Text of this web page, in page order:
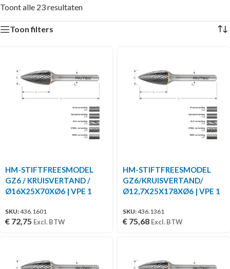
Toont alle 23 resultaten
Toon filters
HM-STIFTFREESMODEL
GZ6 / KRUISVERTAND /
Ø16X25X70XØ6 | VPE 1
SKU:436.1601
€ 72,75 Excl. BTW
HM-STIFTFREESMODEL
GZ6/KRUISVERTAND/
Ø12,7X25X178XØ6 | VPE 1
SKU:436.1361
€ 75,68 Excl. BTW